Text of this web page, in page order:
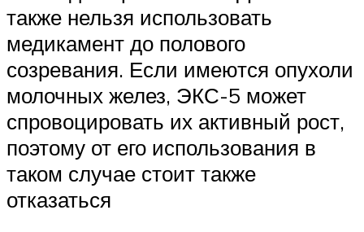
также нельзя использовать
медикамент до полового
созревания. Если имеются опухоли
молочных желез, ЭКС-5 может
спровоцировать их активный рост,
поэтому от его использования в
таком случае стоит также
отказаться